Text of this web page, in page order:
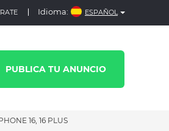
Idioma: ESPAÑOL
PUBLICA TU ANUNCIO
16, 16 PLUS